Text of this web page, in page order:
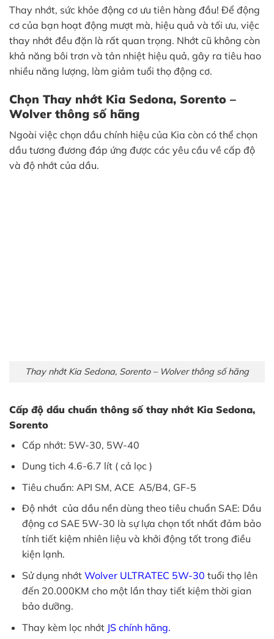
Thay nhớt, sức khỏe động cơ ưu tiên hàng đầu! Để động
cơ của bạn hoạt động mượt mà, hiệu quả và tối ưu, việc
thay nhớt đều đặn là rất quan trọng. Nhớt cũ không còn
khả năng bôi trơn và tản nhiệt hiệu quả, gây ra tiêu hao
nhiều năng lượng, làm giảm tuổi thọ động cơ.
Chọn Thay nhớt Kia Sedona, Sorento –
Wolver thông số hãng
Ngoài việc chọn dầu chính hiệu của Kia còn có thể chọn
dầu tương đương đáp ứng được các yêu cầu về cấp độ
và độ nhớt của dầu.
Thay nhớt Kia Sedona, Sorento – Wolver thông số hãng
Cấp độ dầu chuẩn thông số thay nhớt Kia Sedona,
Sorento
Cấp nhớt: 5W-30, 5W-40
Dung tich 4.6-6.7 lít ( cả lọc )
Tiêu chuẩn: API SM, ACE A5/B4, GF-5
Độ nhớt của dầu nền dùng theo tiêu chuẩn SAE: Dầu
động cơ SAE 5W-30 là sự lựa chọn tốt nhất đảm bảo
tính tiết kiệm nhiên liệu và khởi động tốt trong điều
kiện lạnh.
Sử dụng nhớt Wolver ULTRATEC 5W-30 tuổi thọ lên
đến 20.000KM cho một lần thay tiết kiệm thời gian
bảo dưỡng.
Thay kèm lọc nhớt JSchính hãng.